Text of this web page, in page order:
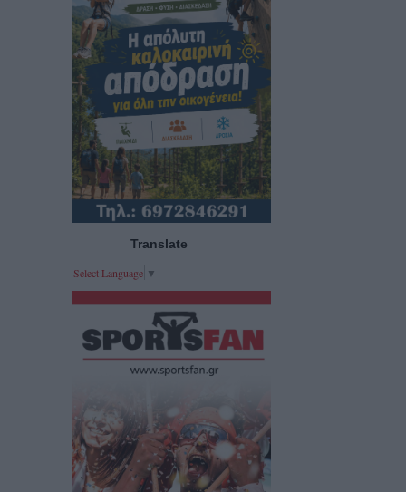
Translate
Select Language ▼